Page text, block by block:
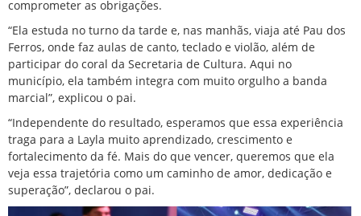
comprometer as obrigações.
“Ela estuda no turno da tarde e, nas manhãs, viaja até Pau dos
Ferros, onde faz aulas de canto, teclado e violão, além de
participar do coral da Secretaria de Cultura. Aqui no
município, ela também integra com muito orgulho a banda
marcial”, explicou o pai.
“Independente do resultado, esperamos que essa experiência
traga para a Layla muito aprendizado, crescimento e
fortalecimento da fé. Mais do que vencer, queremos que ela
veja essa trajetória como um caminho de amor, dedicação e
superação”, declarou o pai.